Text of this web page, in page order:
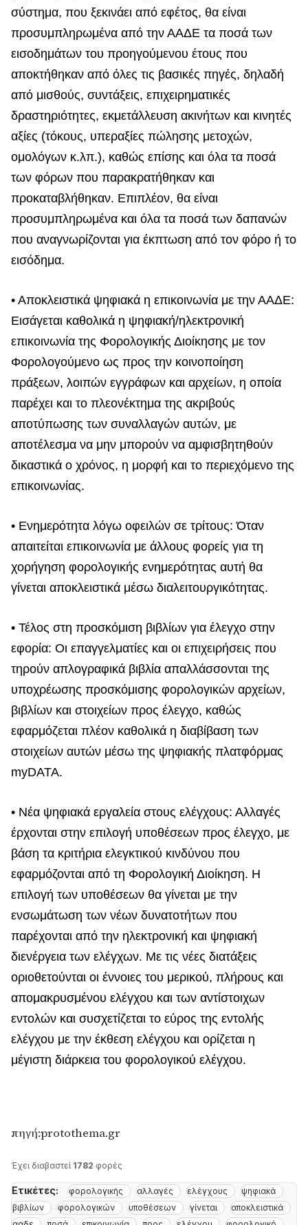
σύστημα, που ξεκινάει από εφέτος, θα είναι
προσυμπληρωμένα από την ΑΑΔΕ τα ποσά των
εισοδημάτων του προηγούμενου έτους που
αποκτήθηκαν από όλες τις βασικές πηγές, δηλαδή
από μισθούς, συντάξεις, επιχειρηματικές
δραστηριότητες, εκμετάλλευση ακινήτων και κινητές
αξίες (τόκους, υπεραξίες πώλησης μετοχών,
ομολόγων κ.λπ.), καθώς επίσης και όλα τα ποσά
των φόρων που παρακρατήθηκαν και
προκαταβλήθηκαν. Επιπλέον, θα είναι
προσυμπληρωμένα και όλα τα ποσά των δαπανών
που αναγνωρίζονται για έκπτωση από τον φόρο ή το
εισόδημα.
• Αποκλειστικά ψηφιακά η επικοινωνία με την ΑΑΔΕ:
Εισάγεται καθολικά η ψηφιακή/ηλεκτρονική
επικοινωνία της Φορολογικής Διοίκησης με τον
Φορολογούμενο ως προς την κοινοποίηση
πράξεων, λοιπών εγγράφων και αρχείων, η οποία
παρέχει και το πλεονέκτημα της ακριβούς
αποτύπωσης των συναλλαγών αυτών, με
αποτέλεσμα να μην μπορούν να αμφισβητηθούν
δικαστικά ο χρόνος, η μορφή και το περιεχόμενο της
επικοινωνίας.
• Ενημερότητα λόγω οφειλών σε τρίτους: Όταν
απαιτείται επικοινωνία με άλλους φορείς για τη
χορήγηση φορολογικής ενημερότητας αυτή θα
γίνεται αποκλειστικά μέσω διαλειτουργικότητας.
• Τέλος στη προσκόμιση βιβλίων για έλεγχο στην
εφορία: Οι επαγγελματίες και οι επιχειρήσεις που
τηρούν απλογραφικά βιβλία απαλλάσσονται της
υποχρέωσης προσκόμισης φορολογικών αρχείων,
βιβλίων και στοιχείων προς έλεγχο, καθώς
εφαρμόζεται πλέον καθολικά η διαβίβαση των
στοιχείων αυτών μέσω της ψηφιακής πλατφόρμας
myDATA.
• Νέα ψηφιακά εργαλεία στους ελέγχους: Αλλαγές
έρχονται στην επιλογή υποθέσεων προς έλεγχο, με
βάση τα κριτήρια ελεγκτικού κινδύνου που
εφαρμόζονται από τη Φορολογική Διοίκηση. Η
επιλογή των υποθέσεων θα γίνεται με την
ενσωμάτωση των νέων δυνατοτήτων που
παρέχονται από την ηλεκτρονική και ψηφιακή
διενέργεια των ελέγχων. Με τις νέες διατάξεις
οριοθετούνται οι έννοιες του μερικού, πλήρους και
απομακρυσμένου ελέγχου και των αντίστοιχων
εντολών και συσχετίζεται το εύρος της εντολής
ελέγχου με την έκθεση ελέγχου και ορίζεται η
μέγιστη διάρκεια του φορολογικού ελέγχου.
πηγή:protothema.gr
Έχει διαβαστεί 1782 φορές
Ετικέτες: φορολογικής αλλαγές ελέγχους
ψηφιακά
βιβλίων
φορολογικών υποθέσεων γίνεται
αποκλειστικά